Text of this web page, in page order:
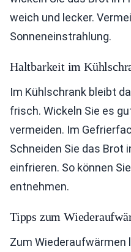
weich und lecker.
Sonneneinstrahlung.
Haltbarkeit im
Im Kühlschrank bleibt
frisch. Wickeln Sie es
vermeiden. Im
Schneiden Sie das Brot
einfrieren. So können
entnehmen.
Tipps zum
Zum Wiederaufwärmen